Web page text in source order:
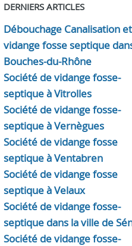
DERNIERS ARTICLES
Débouchage Canalisation et
vidange fosse septique
Bouches-du-Rhône
Société de vidange fosse-
septique à Vitrolles
Société de vidange fosse-
septique à Vernègues
Société de vidange fosse
septique à Ventabren
Société de vidange fosse
septique à Velaux
Société de vidange fosse-
septique dans la ville de
Société de vidange fosse-